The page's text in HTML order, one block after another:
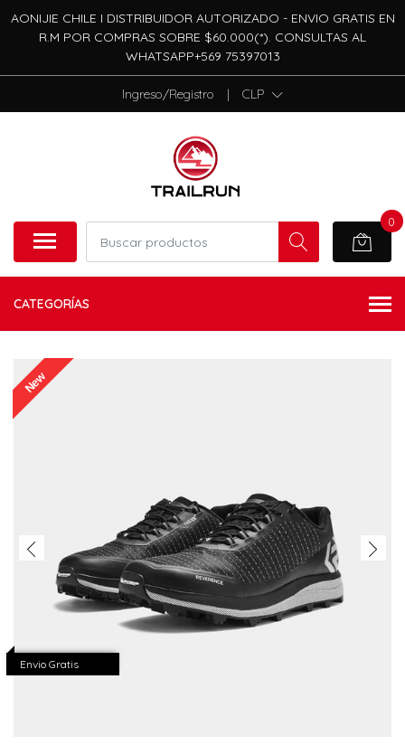
AONIJIE CHILE I DISTRIBUIDOR AUTORIZADO - ENVIO GRATIS EN
R.M POR COMPRAS SOBRE $60.000(*). CONSULTAS AL
WHATSAPP+569 75397013
Ingreso/Registro | CLP
0
CATEGORÍAS
New
Envio Gratis